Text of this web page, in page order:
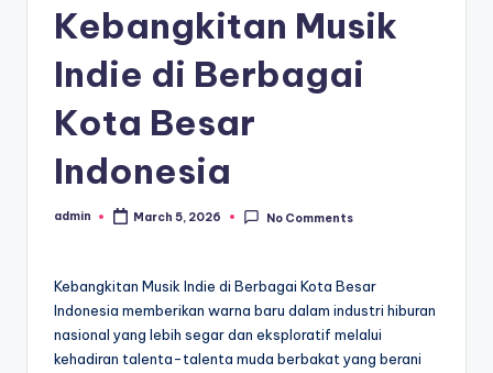
Kebangkitan Musik
Indie di Berbagai
Kota Besar
Indonesia
Posted
admin March 5, 2026 No Comments
Kebangkitan Musik Indie di Berbagai Kota Besar
Indonesia memberikan warna baru dalam industri hiburan
nasional yang lebih segar dan eksploratif melalui
kehadiran talenta-talenta muda berbakat yang berani